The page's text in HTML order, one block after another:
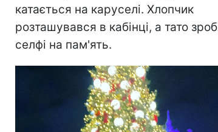
катається на каруселі. Хлопчик
розташувався в кабінці, а тато
селфі на пам'ять.